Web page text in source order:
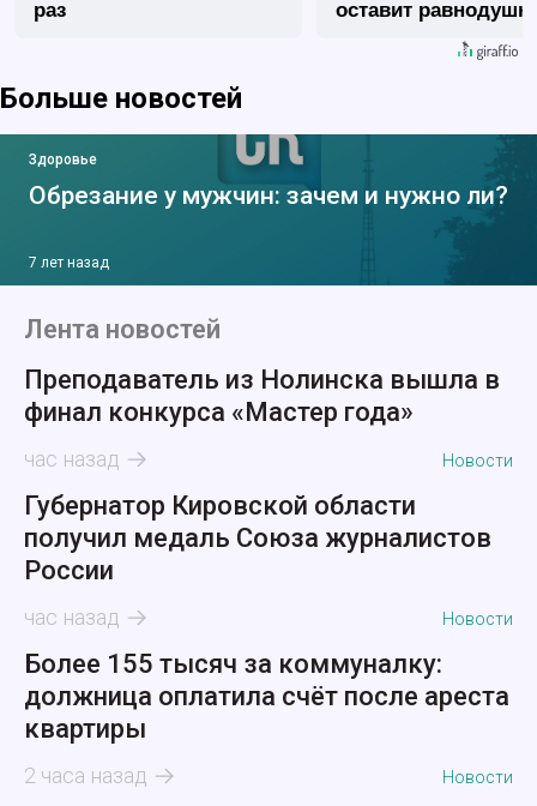
раз
оставит
Больше новостей
Здоровье
Обрезание у мужчин: зачем и нужно ли?
7 лет назад
Лента новостей
Преподаватель из Нолинска вышла в
финал конкурса «Мастер года»
час назад Новости
Губернатор Кировской области
получил медаль Союза журналистов
России
час назад Новости
Более 155 тысяч за коммуналку:
должница оплатила счёт после ареста
квартиры
2 часа назад Новости